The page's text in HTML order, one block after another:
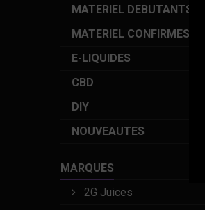
MATERIEL DEBUTANTS
MATERIEL CONFIRMES
E-LIQUIDES
CBD
DIY
NOUVEAUTES
MARQUES
2G Juices